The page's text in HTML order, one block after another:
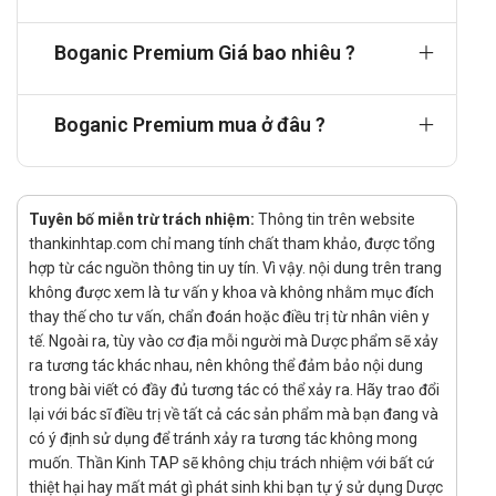
Nên sử dụng sau bữa ăn, thích hợp nhất là sau bữa
sáng.
Nuốt nguyên viên cùng với nước lọc, không nên nhai
viên hoặc cố tách vỏ viên.
Nên sử dụng kiên trì, đều đặn, có thể bổ sung định kỳ
theo năm để có thể có lá gan khỏe.
Liều dùng:
Người lớn:1-2 viên/lần x 1 lần/ngày.
Các lựa chọn thay thế Boganic Premium
Ames Perfect Liver Care,HepaQueen Plusszzvà Boganic
Premium đều là những sản phẩm được nhiều người tin
dùng để hỗ trợ chức năng gan. Tuy nhiên, mỗi sản phẩm
lại có những đặc điểm riêng biệt. Ames Perfect Liver Care
và HepaQueen Plusszz thường được xem là những lựa
chọn thay thế hiệu quả cho Boganic Premium. Cả ba sản
Boganic Premium Giá bao nhiêu ?
Boganic Premium mua ở đâu ?
Tuyên bố miễn trừ trách nhiệm: Thông tin trên website
thankinhtap.com chỉ mang tính chất tham khảo, được tổng
hợp từ các nguồn thông tin uy tín. Vì vậy. nội dung trên trang
không được xem là tư vấn y khoa và không nhằm mục đích
thay thế cho tư vấn, chẩn đoán hoặc điều trị từ nhân viên y
tế. Ngoài ra, tùy vào cơ địa mỗi người mà Dược phẩm sẽ xảy
ra tương tác khác nhau, nên không thể đảm bảo nội dung
trong bài viết có đầy đủ tương tác có thể xảy ra. Hãy trao đổi
lại với bác sĩ điều trị về tất cả các sản phẩm mà bạn đang và
có ý định sử dụng để tránh xảy ra tương tác không mong
muốn. Thần Kinh TAP sẽ không chịu trách nhiệm với bất cứ
thiệt hại hay mất mát gì phát sinh khi bạn tự ý sử dụng Dược